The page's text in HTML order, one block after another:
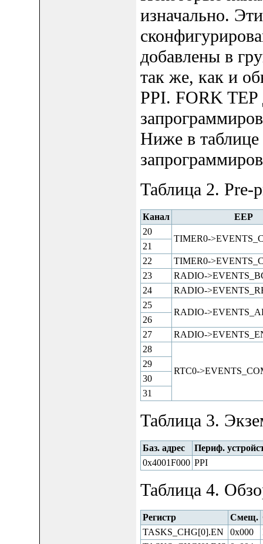
изначально.
добавлены в
так же, как и
PPI. FORK TEP
Ниже в таблице
Таблица 2. Pre-
Канал
EEP
20
TIMER0-
21
22
TIMER0-
23
RADIO-
24
RADIO-
25
RADIO-
26
27
RADIO-
28
RTC0-
29
30
31
Таблица 3.
Баз. адрес
Периф.
0x4001F000 PPI
Таблица 4.
Регистр Смещ.
TASKS_CHG[0].EN
0x000